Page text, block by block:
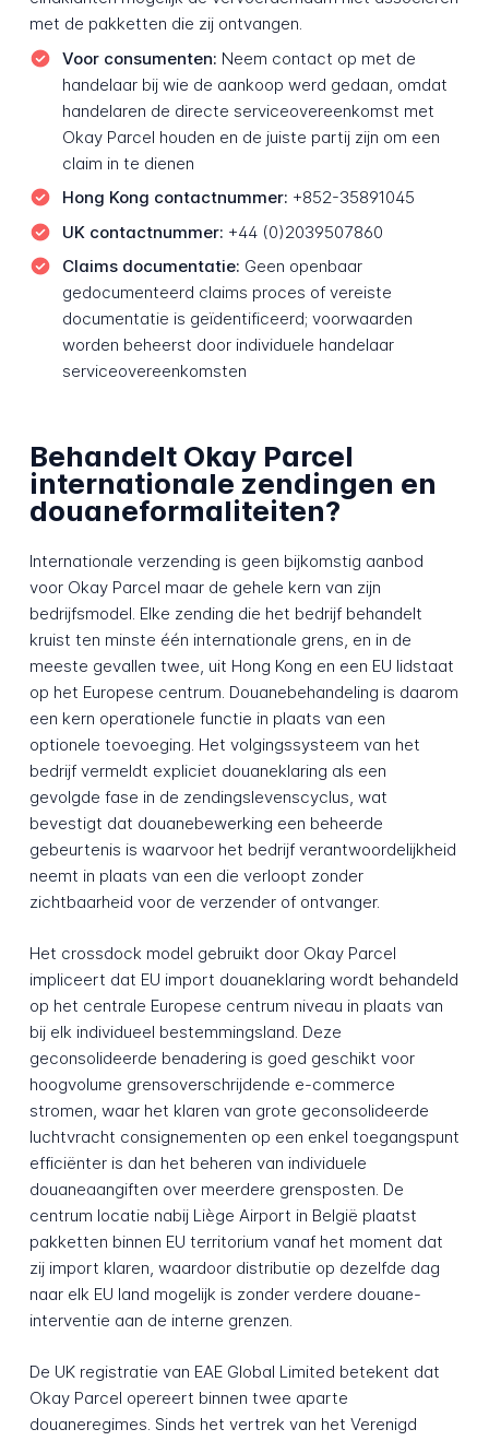
met de pakketten die zij ontvangen.
Voor consumenten: Neem contact op met de
handelaar bij wie de aankoop werd gedaan, omdat
handelaren de directe serviceovereenkomst met
Okay Parcel houden en de juiste partij zijn om een
claim in te dienen
Hong Kong contactnummer: +852-35891045
UK contactnummer: +44 (0)2039507860
Claims documentatie: Geen openbaar
gedocumenteerd claims proces of vereiste
documentatie is geïdentificeerd; voorwaarden
worden beheerst door individuele handelaar
serviceovereenkomsten
Behandelt Okay Parcel
internationale zendingen en
douaneformaliteiten?
Internationale verzending is geen bijkomstig aanbod
voor Okay Parcel maar de gehele kern van zijn
bedrijfsmodel. Elke zending die het bedrijf behandelt
kruist ten minste één internationale grens, en in de
meeste gevallen twee, uit Hong Kong en een EU lidstaat
op het Europese centrum. Douanebehandeling is daarom
een kern operationele functie in plaats van een
optionele toevoeging. Het volgingssysteem van het
bedrijf vermeldt expliciet douaneklaring als een
gevolgde fase in de zendingslevenscyclus, wat
bevestigt dat douanebewerking een beheerde
gebeurtenis is waarvoor het bedrijf verantwoordelijkheid
neemt in plaats van een die verloopt zonder
zichtbaarheid voor de verzender of ontvanger.
Het crossdock model gebruikt door Okay Parcel
impliceert dat EU import douaneklaring wordt behandeld
op het centrale Europese centrum niveau in plaats van
bij elk individueel bestemmingsland. Deze
geconsolideerde benadering is goed geschikt voor
hoogvolume grensoverschrijdende e-commerce
stromen, waar het klaren van grote geconsolideerde
luchtvracht consignementen op een enkel toegangspunt
efficiënter is dan het beheren van individuele
douaneaangiften over meerdere grensposten. De
centrum locatie nabij Liège Airport in België plaatst
pakketten binnen EU territorium vanaf het moment dat
zij import klaren, waardoor distributie op dezelfde dag
naar elk EU land mogelijk is zonder verdere douane-
interventie aan de interne grenzen.
De UK registratie van EAE Global Limited betekent dat
Okay Parcel opereert binnen twee aparte
douaneregimes. Sinds het vertrek van het Verenigd